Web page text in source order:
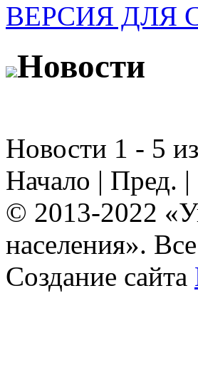
ВЕРСИЯ ДЛЯ
Новости
Новости 1 - 5
Начало | Пред. |
© 2013-2022
населения».
Создание сайта